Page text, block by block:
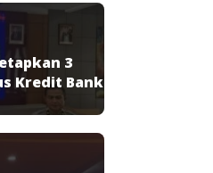
3
Kredit Bank